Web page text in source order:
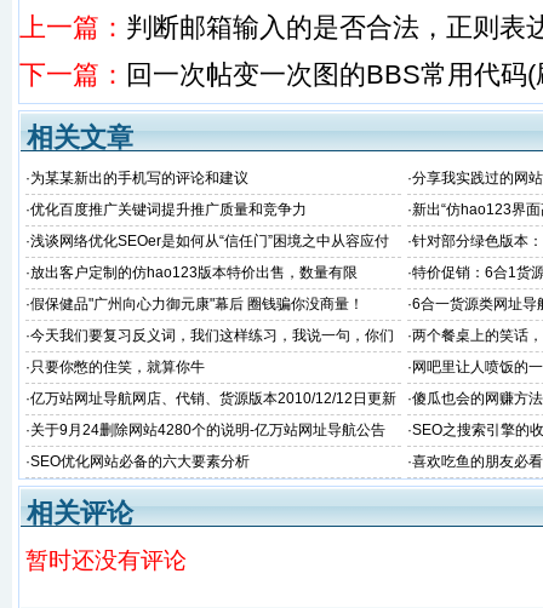
上一篇： 判断邮箱输入的是否合法，正则表
下一篇： 回一次帖变一次图的BBS常用代码
相关文章
·为某某新出的手机写的评论和建议 ·分享我实践过的网
·优化百度推广关键词提升推广质量和竞争力 ·新出“仿hao123界
·浅谈网络优化SEOer是如何从“信任门”困境之中从容应付
的
·针对部分绿色版本
日更新升级说明
·放出客户定制的仿hao123版本特价出售，数量有限 ·特价促销：6合1货
惠啦
·假保健品"广州向心力御元康"幕后 圈钱骗你没商量！ ·6合一货源类网址导
宝客等版简单介绍
·今天我们要复习反义词，我们这样练习，我说一句，你们
大声说出反义词。现在开始。”
·两个餐桌上的笑话
·只要你憋的住笑，就算你牛 · 网吧里让人喷饭的
·亿万站网址导航网店、代销、货源版本2010/12/12日更新
升级说明
·傻瓜也会的网赚方
·关于9月24删除网站4280个的说明-亿万站网址导航公告 ·SEO之搜索引擎的
·SEO优化网站必备的六大要素分析 ·喜欢吃鱼的朋友必
相关评论
暂时还没有评论